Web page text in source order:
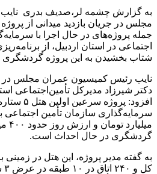
به گزارش چشمه لر،صدیف بدری
جمله پروژه‌های در حال اجرا با
اجتماعی در استان اردبیل، از
شتاب بخشیدن به این پروژه گردشگری
نایب رئیس کمیسیون عمران مجلس در
دکتر شیرزاد مدیرکل تأمین‌اجتماعی
افزود:
گردشگری در حال احداث است.